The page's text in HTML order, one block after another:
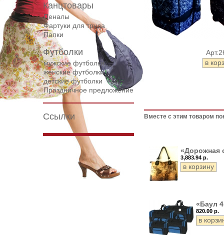
Канцтовары
Пеналы
Фартуки для труда
Папки
Футболки
мужские футболки
женские футболки
детские футболки
Праздничное предложение
Ссылки Вместе с этим товаром
«Дорожная
3,883.94 р.
«Баул
820.00 р.